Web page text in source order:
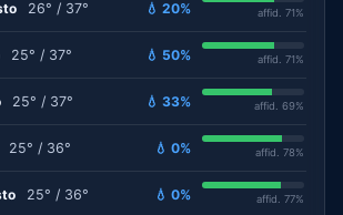
26° / 37° 💧 20% affid. 71%
25° / 37° 💧 50% affid. 71%
25° / 37° 💧 33% affid. 69%
25° / 36° 💧 0% affid. 78%
25° / 36° 💧 0% affid. 77%